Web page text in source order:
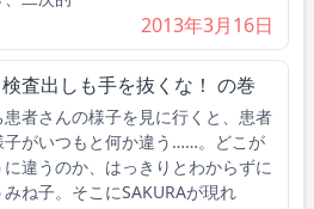
2013年3月16日
査出しも手を抜くな！ の巻
患者さんの様子を見に行くと、患者
子がいつもと何か違う……。どこが
に違うのか、はっきりとわからずに
みね子。そこにSAKURAが現れ